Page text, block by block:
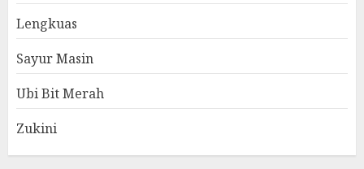
Lengkuas
Sayur Masin
Ubi Bit Merah
Zukini